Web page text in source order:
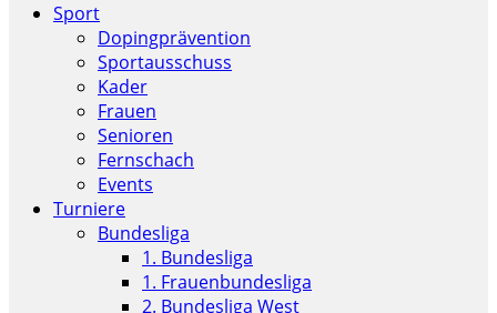
Sport
Dopingprävention
Sportausschuss
Kader
Frauen
Senioren
Fernschach
Events
Turniere
Bundesliga
1. Bundesliga
1. Frauenbundesliga
2. Bundesliga West